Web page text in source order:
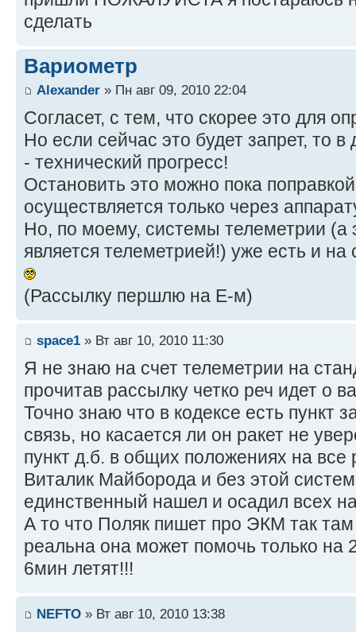
сделать
Вариометр
Alexander » Пн авг 09, 2010 22:04
Согласет, с тем, что скорее это для
Но если сейчас это будет запрет, то
- технический прогресс!
Остановить это можно пока
осуществляется только через
Но, по моему, системы телеметрии (а
является телеметрией!) уже есть и
(Рассылку першлю на Е-м)
space1 » Вт авг 10, 2010 11:30
Я не знаю на счет телеметрии на
прочитав рассылку четко реч идет о
Точно знаю что в кодексе есть
связь, но касается ли он ракет не
пункт д.б. в общих положениях на все
Виталик Майборода и без этой
единственный нашел и осадил всех
А то что Поляк пишет про ЭКМ так
реальна она может помочь только на
6мин летят!!!
NEFTO » Вт авг 10, 2010 13:38